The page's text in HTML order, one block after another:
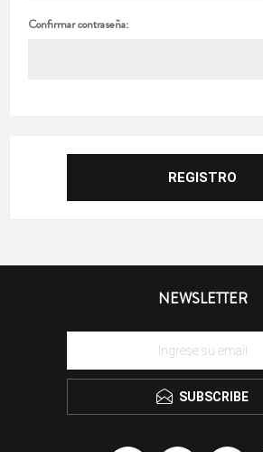
Confirmar contraseña:
NEWSLETTER
SUBSCRIBE